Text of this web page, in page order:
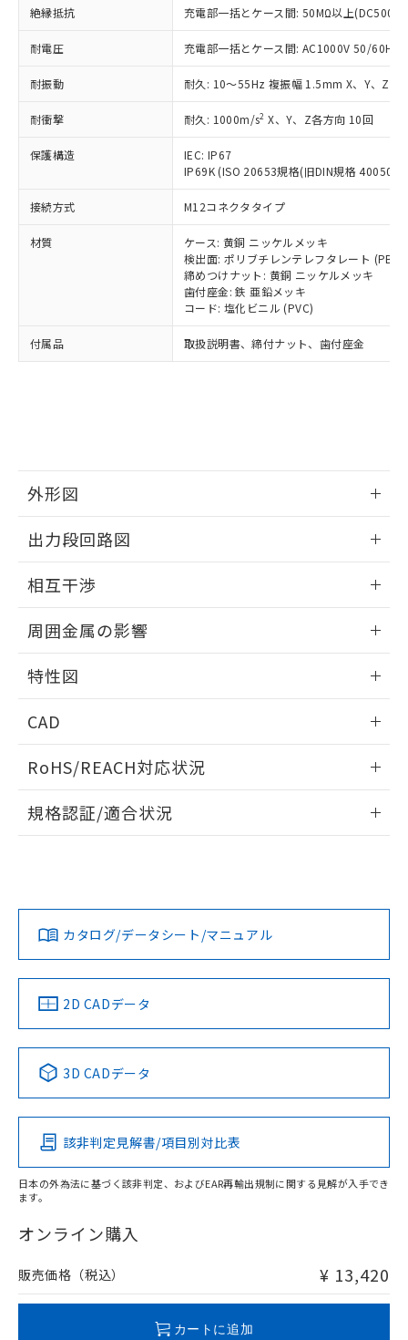
絶縁抵抗 充電部一括とケース間: 50MΩ以上(DC500V
耐電圧 充電部一括とケース間: AC1000V 50/60Hz
耐振動 耐久: 10～55Hz 複振幅 1.5mm X、Y、Z各
耐衝撃 耐久: 1000m/s2 X、Y、Z各方向 10回
保護構造
IEC: IP67
IP69K (ISO 20653規格(旧DIN規格 40050
接続方式 M12コネクタタイプ
材質
ケース: 黄銅 ニッケルメッキ
検出面: ポリブチレンテレフタレート (PBT)
締めつけナット: 黄銅 ニッケルメッキ
歯付座金: 鉄 亜鉛メッキ
コード: 塩化ビニル (PVC)
付属品 取扱説明書、締付ナット、歯付座金
外形図
外形図
出力段回路図
出力段回路図
タイムチャート
相互干渉
相互干渉
A: 160mm以上、B: 120mm以上
周囲金属の影響
周囲金属の影響
以上、n: 80mm以上
特性図
検出物体の大きさと材質による影響
検出領域
CAD
ドすることができます。
ログイン/会員登録
ダウンロードデータをご利用いただく前に、以下を必ずお読
みください。
ソフトウェアの使用条件
RoHS/REACH対応状況
EU RoHS 注意事項・凡例
対応済み
中国 RoHS 注意事項・凡例
Pb Hg Cd Cr(VI)
O
在庫等で未対応品が混在する可能性があります。
問い合わせください。
規格認証/適合状況
LR型式承認
（イギリス
船舶規格）
DNV型式承認
（ノルウェー
BV型式承認
（フランス
KR型式
（韓国
No No No No
この製品の規格認証/適合状況ページへ
その他の認証はこちらのページからご検索ください
カタログ/データシート/マニュアル
2D CADデータ
3D CADデータ
該非判定見解書/項目別対比表
日本の外為法に基づく該非判定、およびEAR再輸出規制に関する見解が入手でき
ます。
オンライン購入
販売価格（税込） ¥ 13,420
カートに追加
記載している更新日時点での社内デー
タに基づき作成されるものであり、閲
覧された時点での実際の在庫および標
了承ください。
正式な納期状況および標準価格はお客
様のお取引先、またはお客様担当のオ
ムロン制御機器販売店・当社販売員に
ご相談ください。
オムロン制御機器販売店や当社販売拠
販売ネットワーク
」をご確認
在庫状況および標準価格結果を当社の
事前の承諾なく第三者に漏洩または開
示しないようお願いします。
マイパーツ機能（部品リスト作成サー
ビス）をご利用いただくには、I-Web
メンバーズにご登録されている必要が
あります。
をご了承ください。
の共同利用に関して"
の「1.共同利
用者の範囲」に記載されている法人を
指します。
鉛(Pb) 1000ppm以下、 水銀(Hg) 1000ppm以下、 カド
ミウム(Cd) 100ppm以下、
六価クロム(Cr(Ⅵ)) 1000ppm以下、ポリ臭化ビフェニル
類(PBB) 1000ppm以下、ポリ臭化ジフェニルエーテル類
ルベンジル（BBP） 1000ppm以下、フタル酸ジブチル
（DBP） 1000ppm以下、フタル酸ジイソブチル
(DIBP) 1000ppm以下
但し、RoHS指令で産業用監視および制御機器に対する
フタル酸エステル類の４物質については閾値を超える意
図的な使用がないことを確認しています。
部品在庫の切り替え状況などにより、予定
月が前後することがあります。
EU RoHS指令（10物質）の非含有証明書
51物質の非含有証明書（当社基準）
るもので、過去に遡って非含有を証明する
ものではありません。
また、RoHS指令のフタル酸エステル類４
物質の対応では、対応完了までの期間は出
荷製品に未対応品が混在することから備考
欄に対応日を記載しておりました。
していることから、特段のことがない限
り、2022年1月12日より割愛しておりま
い合わせください。
*中国RoHS10物質の基準値 (GB/T26572)：
Pb(鉛) :1000ppm、 Hg(水銀) : 1000ppm、 Cd(カドミウ
Cr(Ⅵ)(六価クロム) : 1000ppm、 PBBs(ポリ臭化ビフェ
DBP(フタル酸ジブチル) : 1000ppm、 DIBP(フタル酸ジ
イソブチル) : 1000ppm、 BBP(フタル酸ブチルベンジ
ル) : 1000ppm、
DEHP(フタル酸ビス(2-エチルヘキシル)) : 1000ppm
※2 環境保護使用期限
「ｅ」：有害物質（10物質）のすべてが基
準値以下であることを示します。
「10」：通常の使用状況下において有害物
質が外部に漏えいし、環境に深刻な影響を
及ぼさない年数を意味します。
「－」：未確認です。当社販売部門へお問
（以下｢規制貨物等」という）を輸出
または国外への提供する場合は、日本
国政府の輸出許可(または役務取引許
可)を取得するなどの必要な手続きを
当社は規制貨物を破棄する場合は、完
全に破砕するなど、違法に輸出されな
当社は貴社製品を、核兵器、ミサイ
ル、化学兵器、生物兵器またはその他
武器並びにこれらの製造装置等に一切
使用いたしません。
当社は、貴社製品を第三者に販売する
場合は、上記1、2および3の内容を当
該第三者に通知します。また当社は、
販売先および販売に係わる関係者が違
法に輸出するおそれがある場合は、取
り引きをいたしません。
一定数以上の在庫あり
一定数には満たないが在庫あり
在庫なし(最新の在庫状況につ
いては、お客様のお取引先、ま
たはお客様担当のオムロン制御
機器販売店・当社販売員にご確
認ください)
受注生産機種、また在庫状況の
情報を公開していない機種